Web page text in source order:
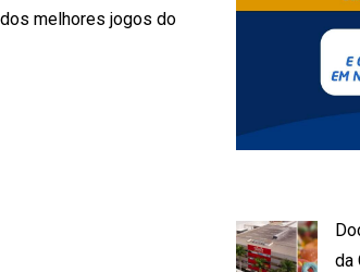
melhores jogos do
da